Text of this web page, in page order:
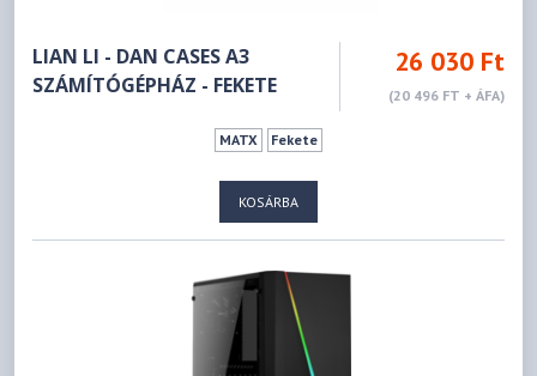
LIAN LI - DAN CASES A3
SZÁMÍTÓGÉPHÁZ - FEKETE
26 030 Ft
(20 496 FT + ÁFA)
MATX Fekete
KOSÁRBA